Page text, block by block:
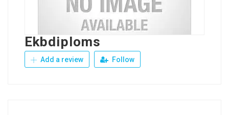
Ekbdiploms
Add a review Follow